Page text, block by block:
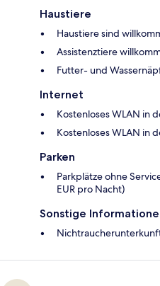
Haustiere
Haustiere sind
Assistenztiere
Futter- und
Internet
Kostenloses WLAN in
Kostenloses WLAN in
Parken
Parkplätze ohne
EUR pro Nacht)
Sonstige